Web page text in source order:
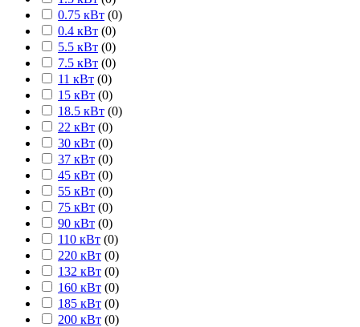
0.75 кВт (0)
0.4 кВт (0)
5.5 кВт (0)
7.5 кВт (0)
11 кВт (0)
15 кВт (0)
18.5 кВт (0)
22 кВт (0)
30 кВт (0)
37 кВт (0)
45 кВт (0)
55 кВт (0)
75 кВт (0)
90 кВт (0)
110 кВт (0)
220 кВт (0)
132 кВт (0)
160 кВт (0)
185 кВт (0)
200 кВт (0)